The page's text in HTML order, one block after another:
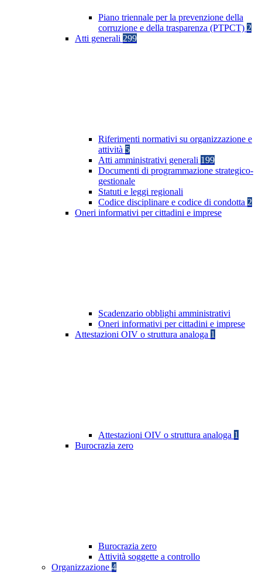
Piano triennale per la prevenzione della
corruzione e della trasparenza (PTPCT) 2
Atti generali 299
Riferimenti normativi su organizzazione e
attività 5
Atti amministrativi generali 199
Documenti di programmazione strategico-
gestionale
Statuti e leggi regionali
Codice disciplinare e codice di condotta 2
Oneri informativi per cittadini e imprese
Scadenzario obblighi amministrativi
Oneri informativi per cittadini e imprese
Attestazioni OIV o struttura analoga 1
Attestazioni OIV o struttura analoga 1
Burocrazia zero
Burocrazia zero
Attività soggette a controllo
Organizzazione 4